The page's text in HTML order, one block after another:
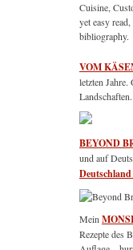
Cuisine,
yet easy
bibliography.
VOM
letzten Jahre.
Landschaften.
BEYOND
und auf
Mein
Rezepte des